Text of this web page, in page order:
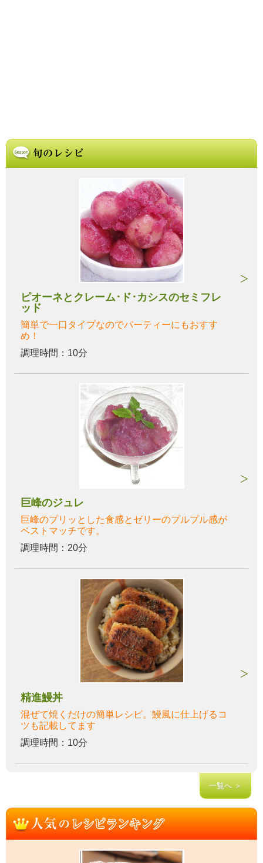
ピオーネとクレーム･ド･カシスのセミフレ
ッド
簡単で一口タイプなのでパーティーにもおすす
め！
調理時間：10分
巨峰のジュレ
巨峰のプリッとした食感とゼリーのプルプル感が
ベストマッチです。
調理時間：20分
精進鰻丼
混ぜて焼くだけの簡単レシピ。鰻風に仕上げるコ
ツも記載してます
調理時間：10分
一覧へ ＞